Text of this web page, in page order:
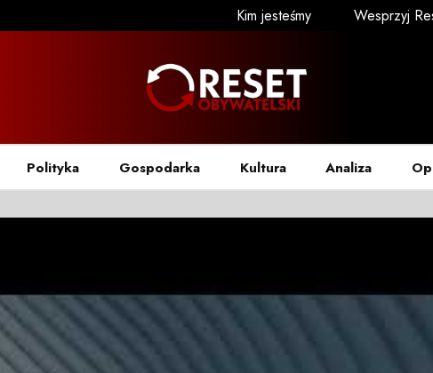
Kim jesteśmy Wesprzyj
Polityka Gospodarka Kultura Analiza